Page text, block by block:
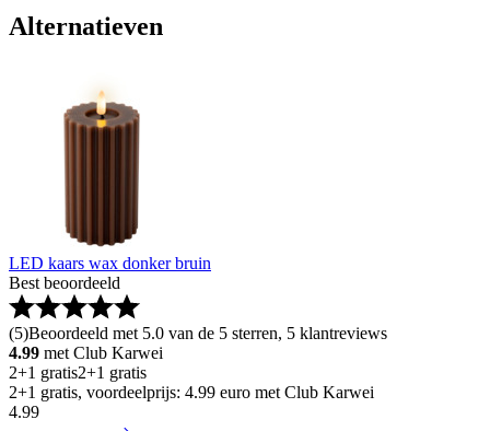
Alternatieven
LED kaars wax donker bruin
Best beoordeeld
(5)Beoordeeld met 5.0 van de 5 sterren, 5 klantreviews
4.99 met Club Karwei
2+1 gratis2+1 gratis
2+1 gratis, voordeelprijs: 4.99 euro met Club Karwei
4.99